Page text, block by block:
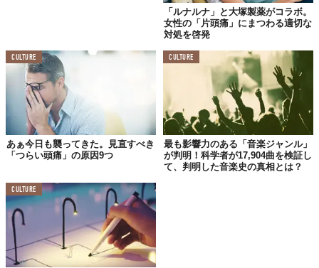
下記4曲は、YouTubeアカウント「Ana Carolina Dorflex Music
」で公開されているもの。低いヴォーカルが特徴的で
「ルナルナ」と大塚製薬がコラボ。
女性の「片頭痛」にまつわる適切な
対処を啓発
CULTURE
あぁ今日も襲ってきた。見直すべき
「つらい頭痛」の原因9つ
CULTURE
最も影響力のある「音楽ジャンル」
が判明！科学者が17,904曲を検証し
て、判明した音楽史の真相とは？
CULTURE